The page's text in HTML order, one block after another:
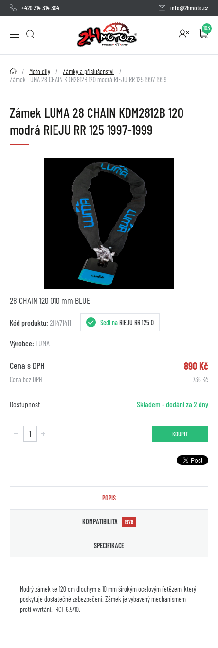
+420 314 314 304 info@2hmoto.cz
103
2HMOTO.cz Moto díly
Zámky a příslušenství
Zámek LUMA 28 CHAIN KDM2812B 120 modrá RIEJU RR 125 1997-1999
Zámek LUMA 28 CHAIN KDM2812B 120
modrá RIEJU RR 125 1997-1999
28 CHAIN 120 O10 mm BLUE
Kód produktu: 2H471411 Sedí naRIEJU RR 125 0
Výrobce: LUMA
Cena s DPH 890 Kč
Cena bez DPH 736 Kč
Dostupnost Skladem - dodání za 2 dny
KOUPIT
POPIS
KOMPATIBILITA 1978
SPECIFIKACE
Modrý zámek se 120 cm dlouhým a 10 mm širokým ocelovým řetězem, který
poskytuje dostatečné zabezpečení. Zámek je vybavený mechanismem
proti vyvrtání. RCT 6,5/10.